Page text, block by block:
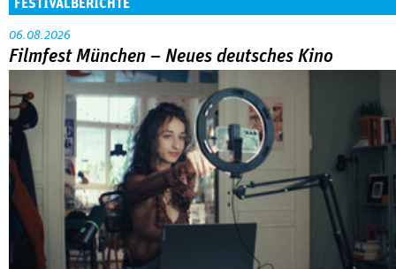
FESTIVALBERICHTE
06.08.2026
Filmfest München – Neues deutsches Kino